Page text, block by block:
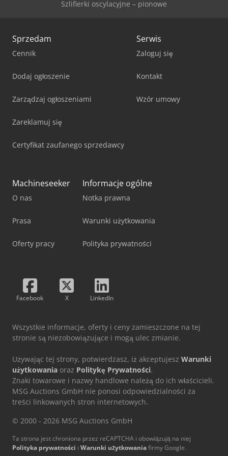
Szlifierki oscylacyjne – pionowe
Sprzedam
Cennik
Dodaj ogłoszenie
Zarządzaj ogłoszeniami
Zareklamuj się
Certyfikat zaufanego sprzedawcy
Serwis
Zaloguj się
Kontakt
Wzór umowy
Machineseeker
O nas
Prasa
Oferty pracy
Informacje ogólne
Notka prawna
Warunki użytkowania
Polityka prywatności
Facebook X LinkedIn
Wszystkie informacje, oferty i ceny zamieszczone na tej
stronie są niezobowiązujące i mogą ulec zmianie.
Używając tej strony, potwierdzasz, iż akceptujesz Warunki
użytkowania oraz Politykę Prywatności.
Znaki towarowe i nazwy handlowe należą do ich właścicieli.
MSG Auctions GmbH nie ponosi odpowiedzialności za
treści linkowanych stron internetowych.
© 2000 - 2026 MSG Auctions GmbH
Ta strona jest chroniona przez reCAPTCHA i obowiązują na niej
Polityka prywatności i Warunki użytkowaniafirmy Google.